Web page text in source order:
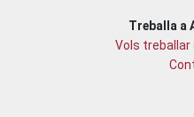
Treballa a
Vols